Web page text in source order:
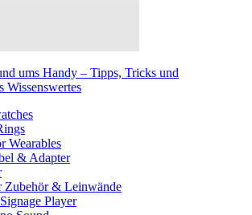
ums Handy – Tipps, Tricks und
Wissenswertes
Wearables
& Adapter
Zubehör & Leinwände
Player